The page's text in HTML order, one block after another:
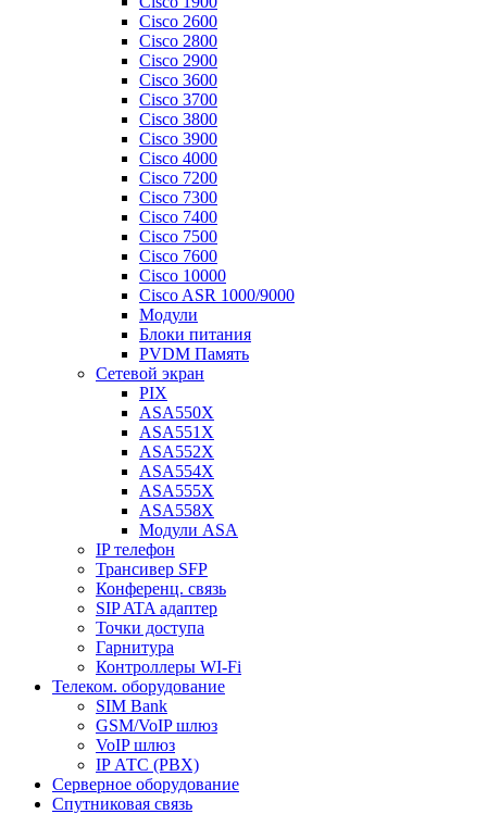
Cisco 2600
Cisco 2800
Cisco 2900
Cisco 3600
Cisco 3700
Cisco 3800
Cisco 3900
Cisco 4000
Cisco 7200
Cisco 7300
Cisco 7400
Cisco 7500
Cisco 7600
Cisco 10000
Cisco ASR 1000/9000
Модули
Блоки питания
PVDM Память
Сетевой экран
PIX
ASA550X
ASA551X
ASA552X
ASA554X
ASA555X
ASA558X
Модули ASA
IP телефон
Трансивер SFP
Конференц. связь
SIP ATA адаптер
Точки доступа
Гарнитура
Контроллеры WI-Fi
Телеком. оборудование
SIM Bank
GSM/VoIP шлюз
VoIP шлюз
IP АТС (PBX)
Серверное оборудование
Спутниковая связь